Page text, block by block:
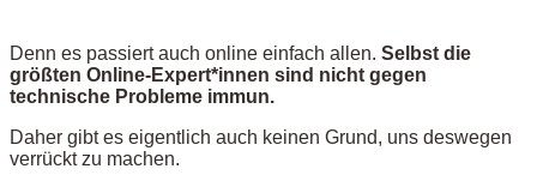
Denn es passiert auch online einfach allen. Selbst die
größten Online-Expert*innen sind nicht gegen
technische Probleme immun.
Daher gibt es eigentlich auch keinen Grund, uns deswegen
verrückt zu machen.